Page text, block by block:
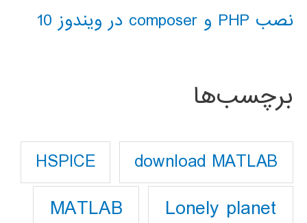
نصب PHP و composer در ویندوز 10
برچسب‌ها
download MATLAB
HSPICE
Lonely planet
MATLAB